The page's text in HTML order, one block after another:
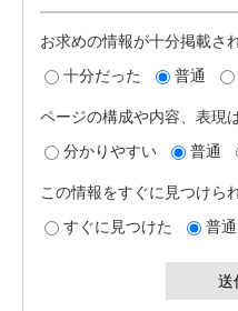
お求めの情報が十分掲載さ
十分だった
普通
ページの構成や内容、表現
分かりやすい
普通
この情報をすぐに見つけら
すぐに見つけた
普通